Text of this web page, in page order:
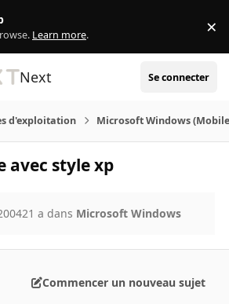
Learn more. ×
Next Se connecter
d'exploitation Microsoft Windows
avec style xp
21 a dans Microsoft Windows
Commencer un nouveau sujet